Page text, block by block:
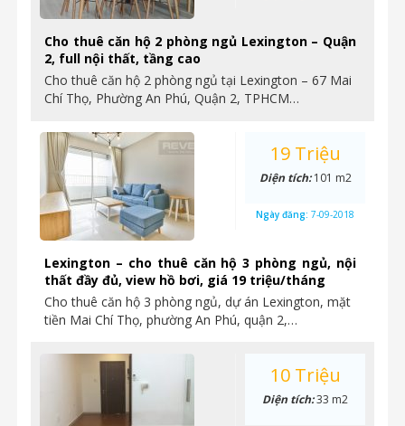
Cho thuê căn hộ 2 phòng ngủ Lexington – Quận
2, full nội thất, tầng cao
Cho thuê căn hộ 2 phòng ngủ tại Lexington – 67 Mai
Chí Thọ, Phường An Phú, Quận 2, TPHCM…
Lexington – cho thuê căn hộ 3 phòng ngủ, nội
thất đầy đủ, view hồ bơi, giá 19 triệu/tháng
Cho thuê căn hộ 3 phòng ngủ, dự án Lexington, mặt
tiền Mai Chí Thọ, phường An Phú, quận 2,…
19 Triệu
Diện tích:101 m2
Ngày đăng: 7-09-2018
10 Triệu
Diện tích:33 m2